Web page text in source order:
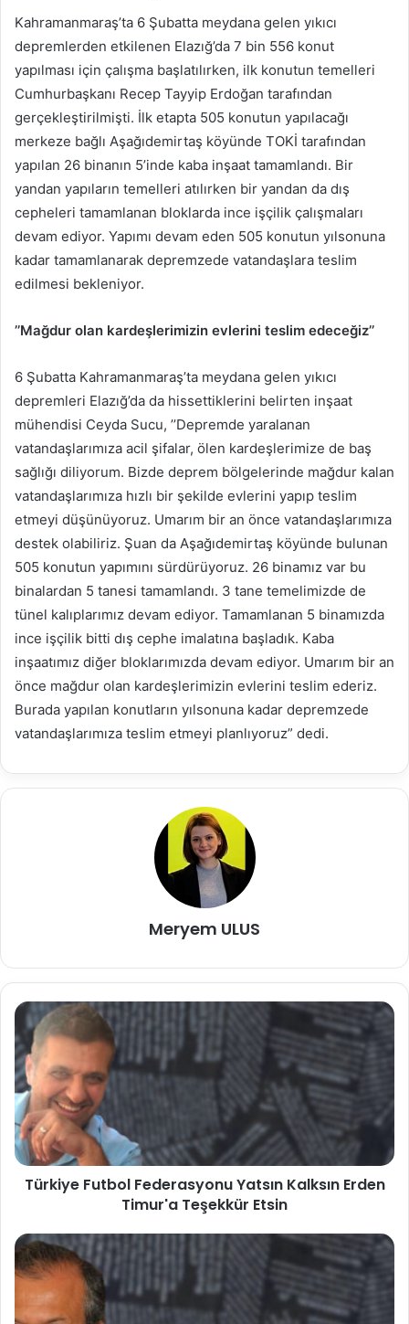
Kahramanmaraş’ta 6 Şubatta meydana gelen yıkıcı
depremlerden etkilenen Elazığ’da 7 bin 556 konut
yapılması için çalışma başlatılırken, ilk konutun temelleri
Cumhurbaşkanı Recep Tayyip Erdoğan tarafından
gerçekleştirilmişti. İlk etapta 505 konutun yapılacağı
merkeze bağlı Aşağıdemirtaş köyünde TOKİ tarafından
yapılan 26 binanın 5’inde kaba inşaat tamamlandı. Bir
yandan yapıların temelleri atılırken bir yandan da dış
cepheleri tamamlanan bloklarda ince işçilik çalışmaları
devam ediyor. Yapımı devam eden 505 konutun yılsonuna
kadar tamamlanarak depremzede vatandaşlara teslim
edilmesi bekleniyor.
’’Mağdur olan kardeşlerimizin evlerini teslim edeceğiz’’
6 Şubatta Kahramanmaraş’ta meydana gelen yıkıcı
depremleri Elazığ’da da hissettiklerini belirten inşaat
mühendisi Ceyda Sucu, ’’Depremde yaralanan
vatandaşlarımıza acil şifalar, ölen kardeşlerimize de baş
sağlığı diliyorum. Bizde deprem bölgelerinde mağdur kalan
vatandaşlarımıza hızlı bir şekilde evlerini yapıp teslim
etmeyi düşünüyoruz. Umarım bir an önce vatandaşlarımıza
destek olabiliriz. Şuan da Aşağıdemirtaş köyünde bulunan
505 konutun yapımını sürdürüyoruz. 26 binamız var bu
binalardan 5 tanesi tamamlandı. 3 tane temelimizde de
tünel kalıplarımız devam ediyor. Tamamlanan 5 binamızda
ince işçilik bitti dış cephe imalatına başladık. Kaba
inşaatımız diğer bloklarımızda devam ediyor. Umarım bir an
önce mağdur olan kardeşlerimizin evlerini teslim ederiz.
Burada yapılan konutların yılsonuna kadar depremzede
vatandaşlarımıza teslim etmeyi planlıyoruz” dedi.
Meryem ULUS
Türkiye Futbol Federasyonu Yatsın Kalksın Erden
Timur'a Teşekkür Etsin